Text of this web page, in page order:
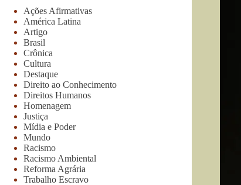
Ações Afirmativas
América Latina
Artigo
Brasil
Crônica
Cultura
Destaque
Direito ao Conhecimento
Direitos Humanos
Homenagem
Justiça
Mídia e Poder
Mundo
Racismo
Racismo Ambiental
Reforma Agrária
Trabalho Escravo